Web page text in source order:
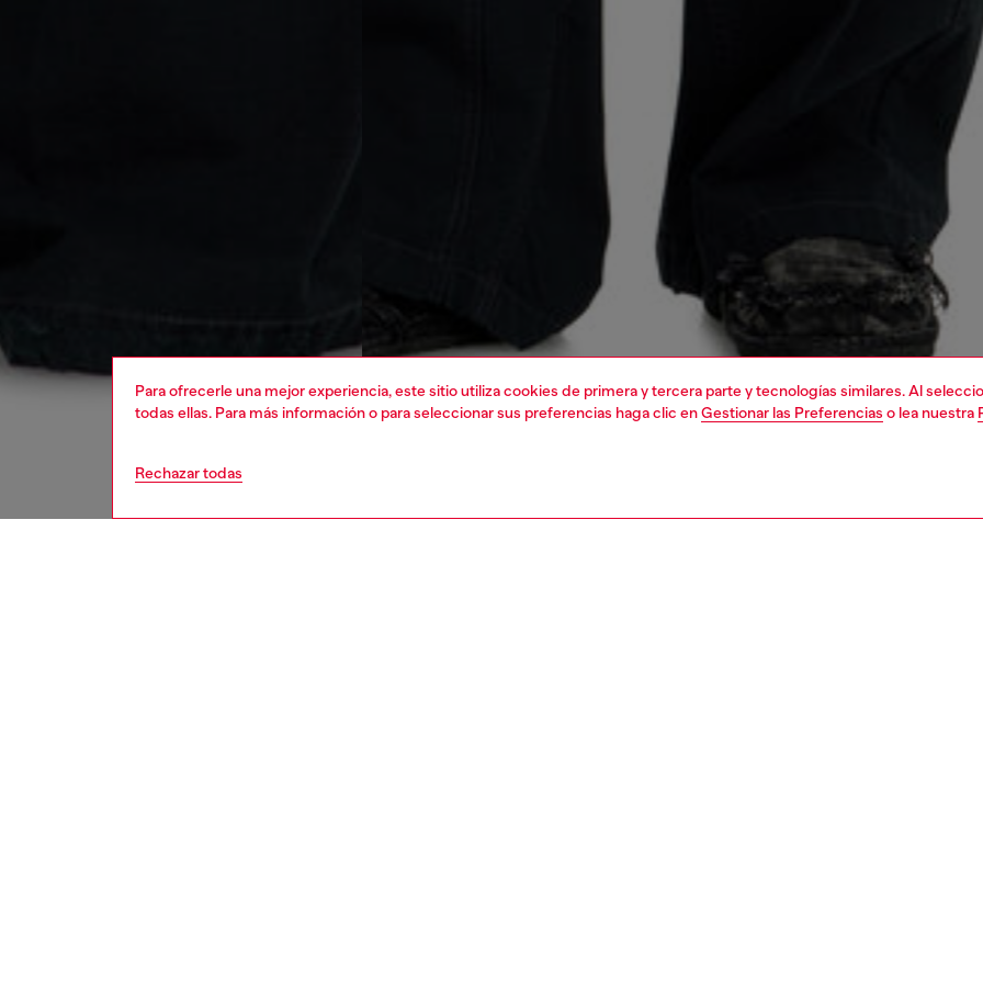
Para ofrecerle una mejor experiencia, este sitio utiliza cookies de primera y tercera parte y tecnologías similares. Al
todas ellas. Para más información o para seleccionar sus preferencias haga clic enGestionar las Preferencias o lea nuestra
Rechazar todas